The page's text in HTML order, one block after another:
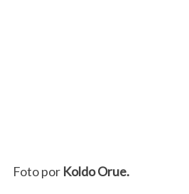
Foto porKoldo Orue.